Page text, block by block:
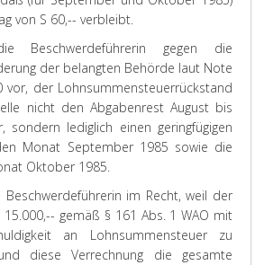
von S 60,-- verbleibt.
Beschwerdeführerin gegen die
der belangten Behörde laut Note
vor, der Lohnsummensteuerrückstand
nicht den Abgabenrest August bis
sondern lediglich einen geringfügigen
Monat September 1985 sowie die
Oktober 1985.
im Recht, weil der
15.000,-- gemäß § 161 Abs. 1 WAO mit
an Lohnsummensteuer zu
diese Verrechnung die gesamte